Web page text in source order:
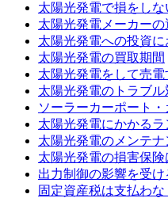
太陽光発電で損をし
太陽光発電メーカーの
太陽光発電への投資に
太陽光発電の買取期間
太陽光発電をして売
太陽光発電のトラブル
ソーラーカーポート
太陽光発電にかかる
太陽光発電のメンテ
太陽光発電の損害保険
出力制御の影響を受け
固定資産税は支払わな